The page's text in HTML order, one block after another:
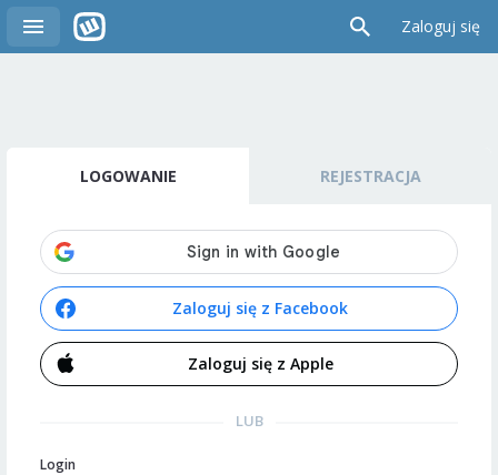
Zaloguj się
LOGOWANIE REJESTRACJA
Zaloguj się z Facebook
Zaloguj się z Apple
LUB
Login